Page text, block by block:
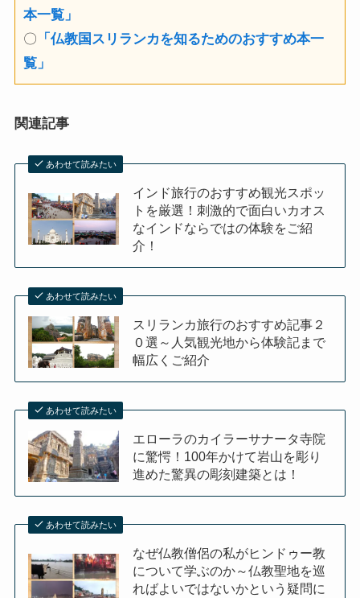
本一覧」
〇 「仏教国スリランカを知るためのおすすめ本一
覧」
関連記事
あわせて読みたい
インド旅行のおすすめ観光スポッ
トを厳選！刺激的で面白いカオス
なインドならではの体験をご紹
介！
あわせて読みたい
スリランカ旅行のおすすめ記事２
０選～人気観光地から体験記まで
幅広くご紹介
あわせて読みたい
エローラのカイラーサナータ寺院
に驚愕！100年かけて岩山を彫り
進めた驚異の彫刻建築とは！
あわせて読みたい
なぜ仏教僧侶の私がヒンドゥー教
について学ぶのか～仏教聖地を巡
ればよいではないかという疑問に